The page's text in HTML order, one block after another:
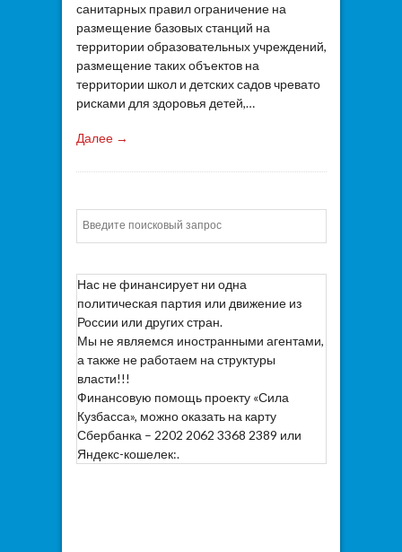
санитарных правил ограничение на
размещение базовых станций на
территории образовательных учреждений,
размещение таких объектов на
территории школ и детских садов чревато
рисками для здоровья детей,…
Далее →
Нас не финансирует ни одна
политическая партия или движение из
России или других стран.
Мы не являемся иностранными агентами,
а также не работаем на структуры
власти!!!
Финансовую помощь проекту «Сила
Кузбасса», можно оказать на карту
Сбербанка – 2202 2062 3368 2389 или
Яндекс-кошелек:.